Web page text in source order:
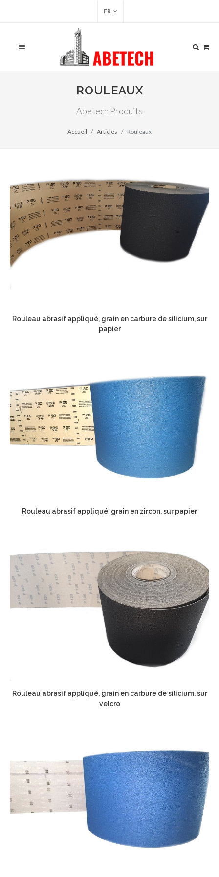
FR
ROULEAUX
Abetech Produits
Accueil Articles Rouleaux
Rouleau abrasif appliqué, grain en carbure de silicium, sur
papier
Rouleau abrasif appliqué, grain en zircon, sur papier
Rouleau abrasif appliqué, grain en carbure de silicium, sur
velcro